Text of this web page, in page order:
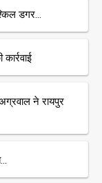
डगर...
ने रायपुर